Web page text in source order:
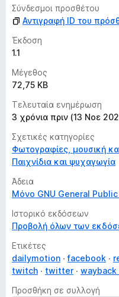
ε
ς
Σύνδεσμοι προσθέτου
Αντιγραφή ID του
Έκδοση
1.1
Μέγεθος
72,75 KB
Τελευταία ενημέρωση
3 χρόνια πριν (13 Νοε
Σχετικές κατηγορίες
Φωτογραφίες, μουσική
Παιχνίδια και ψυχαγωγία
Άδεια
Μόνο GNU General
Ιστορικό εκδόσεων
Προβολή όλων των
Ετικέτες
dailymotion
facebook
twitch
twitter wayback
Προσθήκη σε συλλογή